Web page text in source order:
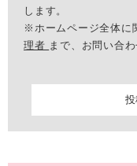
します。
※ホームページ全体に
理者 まで、お問い合わ